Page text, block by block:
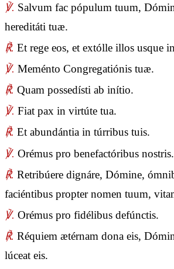
℣. Salvum fac pópulum tuum,
hereditáti tuæ.
℟. Et rege eos, et extólle illos usque
℣. Meménto Congregatiónis tuæ.
℟. Quam possedísti ab inítio.
℣. Fiat pax in virtúte tua.
℟. Et abundántia in túrribus tuis.
℣. Orémus pro benefactóribus nostris.
℟. Retribúere dignáre, Dómine,
faciéntibus propter nomen tuum,
℣. Orémus pro fidélibus defúnctis.
℟. Réquiem ætérnam dona eis,
lúceat eis.